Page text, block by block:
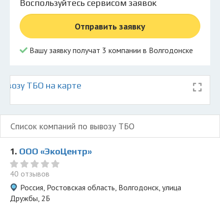
© 2026 Все права защищены
Воспользуйтесь сервисом заявок
Отправить заявку
Вашу заявку получат 3 компании в Волгодонске
ТБО на карте
Список компаний по вывозу ТБО
1. ООО «ЭкоЦентр»
40 отзывов
Россия, Ростовская область, Волгодонск, улица
Дружбы, 2Б